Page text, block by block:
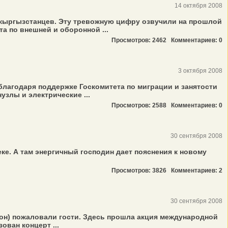
14 октября 2008
Эту тревожную цифру озвучили на прошлой
по внешней и оборонной ...
Просмотров: 2462 Комментариев: 0
3 октября 2008
поддержке Госкомитета по миграции и занятости
и электрические ...
Просмотров: 2588 Комментариев: 0
30 сентября 2008
А там энергичный господин дает пояснения к новому
Просмотров: 3826 Комментариев: 2
30 сентября 2008
пожаловали гости. Здесь прошла акция международной
концерт ...